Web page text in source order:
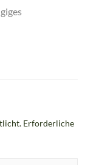
Erforderliche